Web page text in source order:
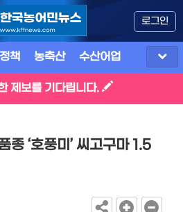
로그인
책 농축산 수산어업
제보를 기다립니다.
종 ‘호풍미’ 씨고구마 1.5